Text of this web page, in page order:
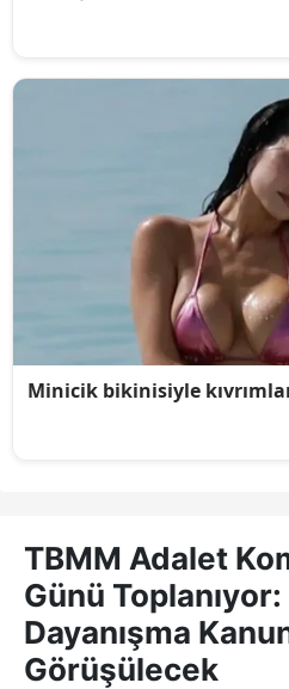
TBMM Adalet
Günü
Dayanışma
Görüşülecek